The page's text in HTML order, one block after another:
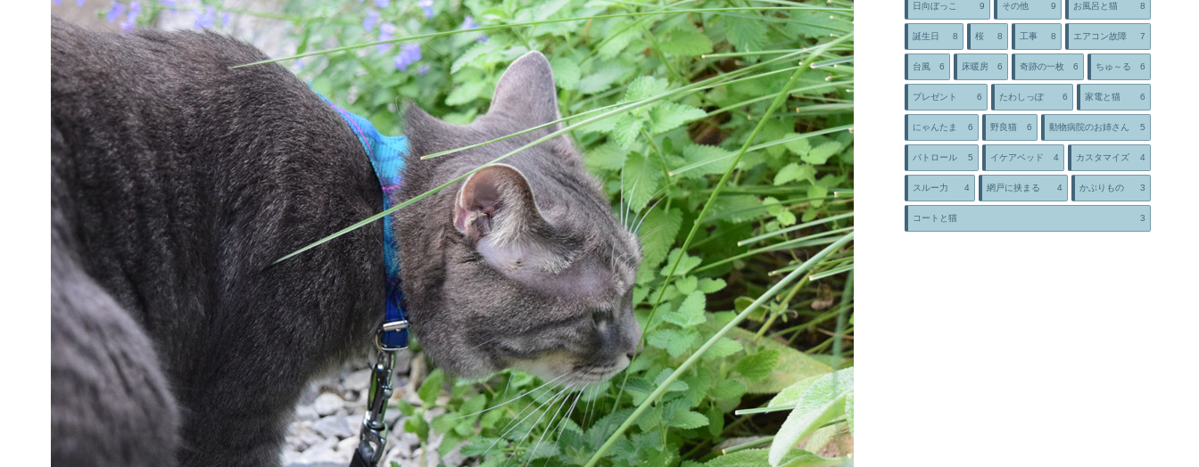
日向ぼっこ 9 その他 9 お風呂と猫 8
誕生日 8 桜 8 工事 8 エアコン故障 7
台風 6 床暖房 6 奇跡の一枚 6 ちゅ～る 6
プレゼント 6 たわしっぽ 6 家電と猫 6
にゃんたま 6 野良猫 6 動物病院のお姉さん 5
パトロール 5 イケアベッド 4 カスタマイズ 4
スルー力 4 網戸に挟まる 4 かぶりもの 3
コートと猫 3